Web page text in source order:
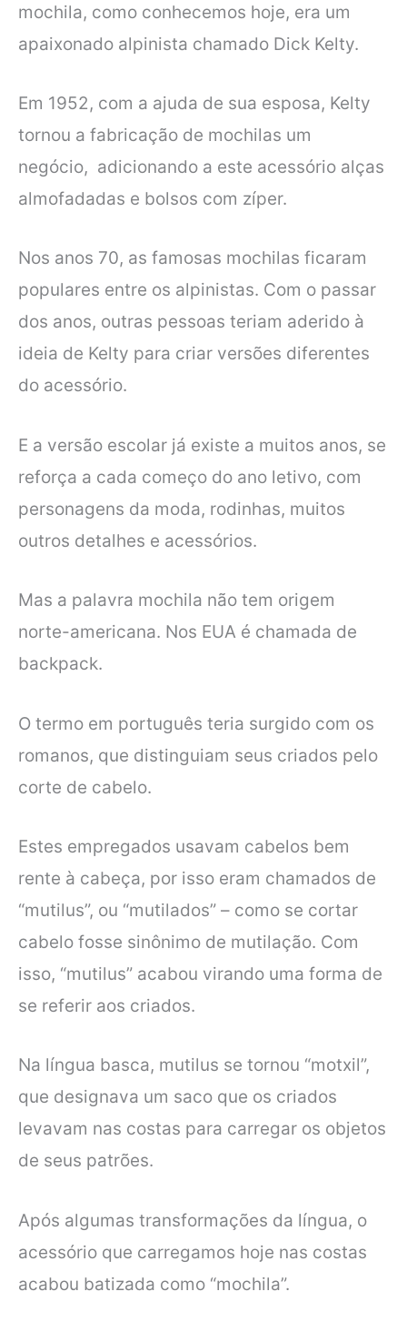
mochila, como conhecemos hoje, era um
apaixonado alpinista chamado Dick Kelty.
Em 1952, com a ajuda de sua esposa, Kelty
tornou a fabricação de mochilas um
negócio, adicionando a este acessório alças
almofadadas e bolsos com zíper.
Nos anos 70, as famosas mochilas ficaram
populares entre os alpinistas. Com o passar
dos anos, outras pessoas teriam aderido à
ideia de Kelty para criar versões diferentes
do acessório.
E a versão escolar já existe a muitos anos, se
reforça a cada começo do ano letivo, com
personagens da moda, rodinhas, muitos
outros detalhes e acessórios.
Mas a palavra mochila não tem origem
norte-americana. Nos EUA é chamada de
backpack.
O termo em português teria surgido com os
romanos, que distinguiam seus criados pelo
corte de cabelo.
Estes empregados usavam cabelos bem
rente à cabeça, por isso eram chamados de
“mutilus”, ou “mutilados” – como se cortar
cabelo fosse sinônimo de mutilação. Com
isso, “mutilus” acabou virando uma forma de
se referir aos criados.
Na língua basca, mutilus se tornou “motxil”,
que designava um saco que os criados
levavam nas costas para carregar os objetos
de seus patrões.
Após algumas transformações da língua, o
acessório que carregamos hoje nas costas
acabou batizada como “mochila”.